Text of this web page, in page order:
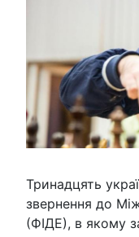
Тринадцять
звернення до
(ФІДЕ), в якому